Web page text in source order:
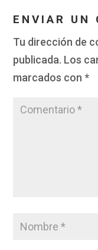
ENVIAR UN
Tu dirección de
publicada. Los
marcados con *